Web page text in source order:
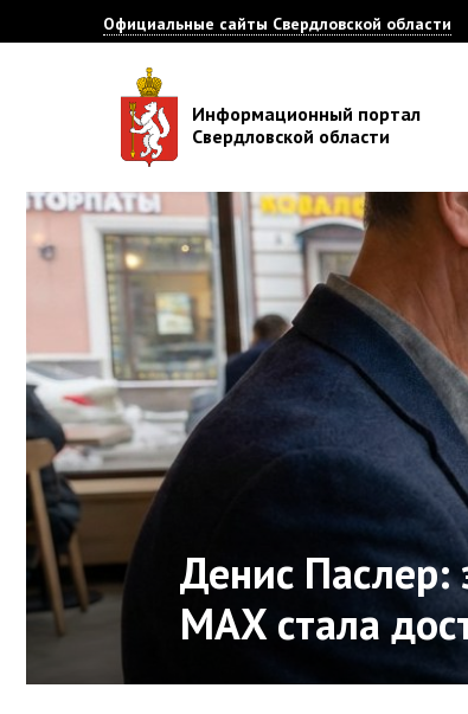
Официальные сайты Свердловской области
Информационный портал
Свердловской области
Денис Паслер:
МАX стала